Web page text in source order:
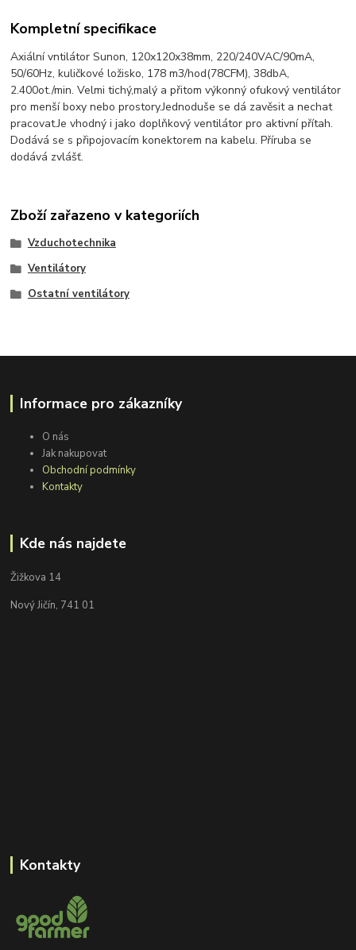
Kompletní specifikace
Axiální vntilátor Sunon, 120x120x38mm, 220/240VAC/90mA,
50/60Hz, kuličkové ložisko, 178 m3/hod(78CFM), 38dbA,
2.400ot./min.Velmi tichý,malý a přitom výkonný ofukový ventilátor
pro menší boxy nebo prostory.Jednoduše se dá zavěsit a nechat
pracovat.Je vhodný i jako doplňkový ventilátor pro aktivní přítah.
Dodává se s připojovacím konektorem na kabelu. Příruba se
dodává zvlášť.
Zboží zařazeno v kategoriích
Vzduchotechnika
Ventilátory
Ostatní ventilátory
Informace pro zákazníky
O nás
Jak nakupovat
Obchodní podmínky
Kontakty
Kde nás najdete
Žižkova 14
Nový Jičín, 741 01
Kontakty